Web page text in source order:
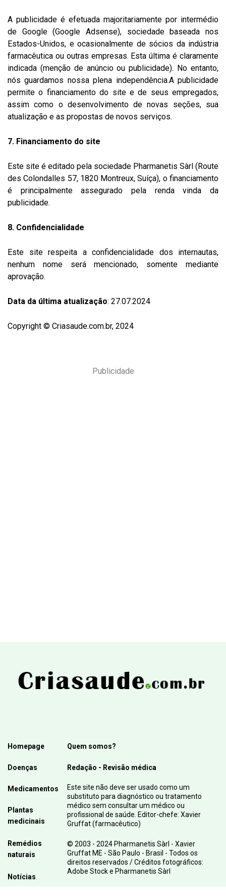
A publicidade é efetuada majoritariamente por intermédio
de Google (Google Adsense), sociedade baseada nos
Estados-Unidos, e ocasionalmente de sócios da indústria
farmacêutica ou outras empresas. Esta última é claramente
indicada (menção de anúncio ou publicidade). No entanto,
nós guardamos nossa plena independência.A publicidade
permite o financiamento do site e de seus empregados,
assim como o desenvolvimento de novas seções, sua
atualização e as propostas de novos serviços.
7. Financiamento do site
Este site é editado pela sociedade Pharmanetis Sàrl (Route
des Colondalles 57, 1820 Montreux, Suíça), o financiamento
é principalmente assegurado pela renda vinda da
publicidade.
8. Confidencialidade
Este site respeita a confidencialidade dos internautas,
nenhum nome será mencionado, somente mediante
aprovação.
Data da última atualização: 27.07.2024
Copyright © Criasaude.com.br, 2024
Publicidade
Homepage
Doenças
Medicamentos
Plantas
medicinais
Remédios
naturais
Notícias
Quem somos?
Redação - Revisão médica
Este site não deve ser usado como um
substituto para diagnóstico ou tratamento
médico sem consultar um médico ou
profissional de saúde. Editor-chefe: Xavier
Gruffat (farmacêutico)
© 2003 - 2024 Pharmanetis Sàrl - Xavier
Gruffat ME - São Paulo - Brasil - Todos os
direitos reservados / Créditos fotográficos:
Adobe Stock e Pharmanetis Sàrl